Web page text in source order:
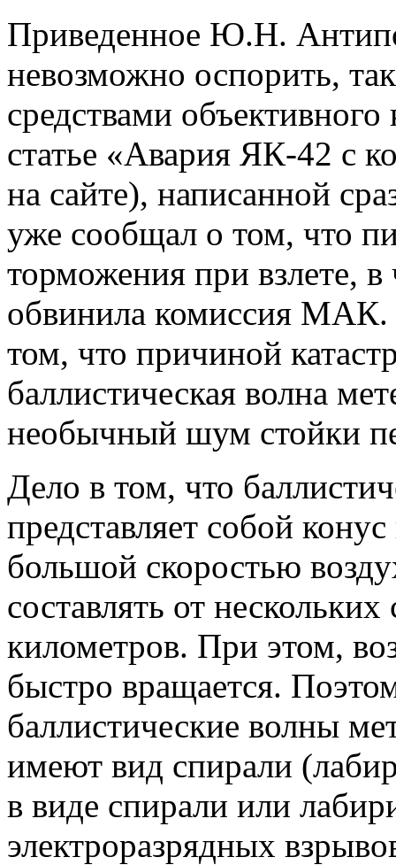
Приведенное Ю.Н.
невозможно оспорить,
средствами
статье «Авария ЯК-42 с
на сайте), написанной
уже сообщал о том, что
торможения при взлете,
обвинила комиссия МАК.
том, что причиной
баллистическая волна
необычный шум стойки
Дело в том, что
представляет собой
большой скоростью
составлять от
километров. При этом,
быстро вращается.
баллистические волны
имеют вид спирали
в виде спирали или
электроразрядных